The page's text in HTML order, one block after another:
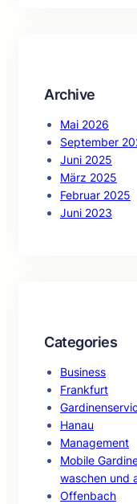
Archive
Mai 2026
September
Juni 2025
März 2025
Februar 2025
Juni 2023
Categories
Business
Frankfurt
Hanau
Management
Mobile
waschen und
Offenbach